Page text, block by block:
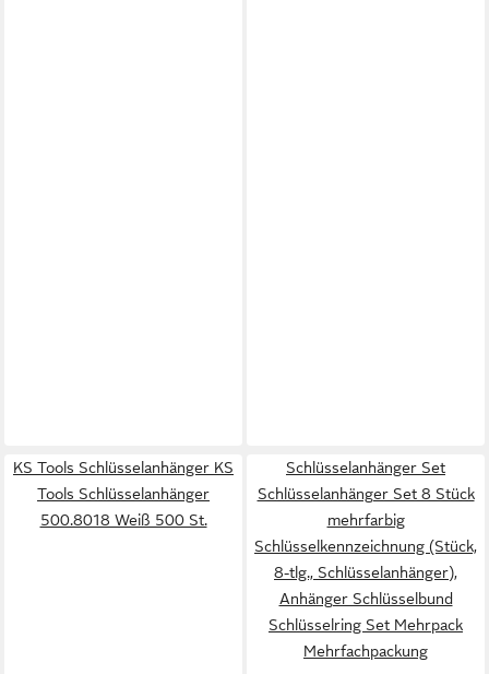
KS Tools Schlüsselanhänger KS
Tools Schlüsselanhänger
500.8018 Weiß 500 St.
Schlüsselanhänger Set
Schlüsselanhänger Set 8 Stück
mehrfarbig
Schlüsselkennzeichnung (Stück,
8-tlg., Schlüsselanhänger),
Anhänger Schlüsselbund
Schlüsselring Set Mehrpack
Mehrfachpackung